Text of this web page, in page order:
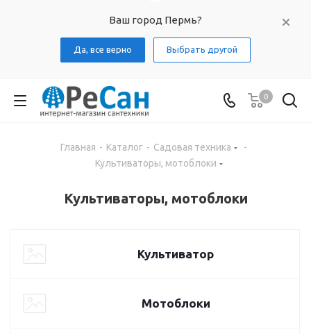
Ваш город Пермь?
Да, все верно Выбрать другой
0
Главная - Каталог - Садовая техника
-
Культиваторы, мотоблоки
Культиваторы, мотоблоки
Культиватор
Мотоблоки